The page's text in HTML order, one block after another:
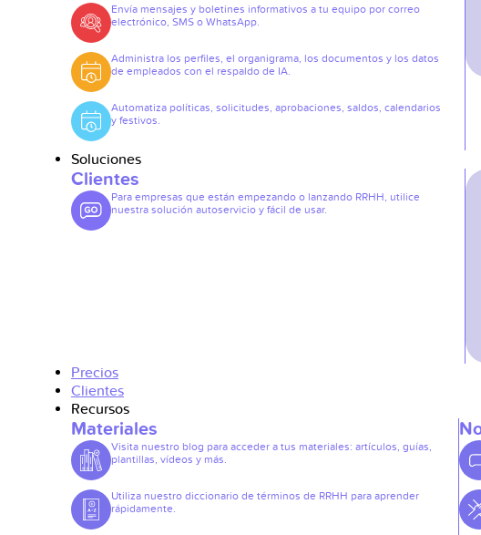
Envía mensajes y boletines informativos a tu equipo por correo
electrónico, SMS o WhatsApp.
Administra los perfiles, el organigrama, los documentos y los datos
de empleados con el respaldo de IA.
Automatiza políticas, solicitudes, aprobaciones, saldos, calendarios
y festivos.
Soluciones
Clientes
Para empresas que están empezando o lanzando RRHH, utilice
nuestra solución autoservicio y fácil de usar.
Precios
Clientes
Recursos
Materiales
Visita nuestro blog para acceder a tus materiales: artículos, guías,
plantillas, vídeos y más.
Utiliza nuestro diccionario de términos de RRHH para aprender
rápidamente.